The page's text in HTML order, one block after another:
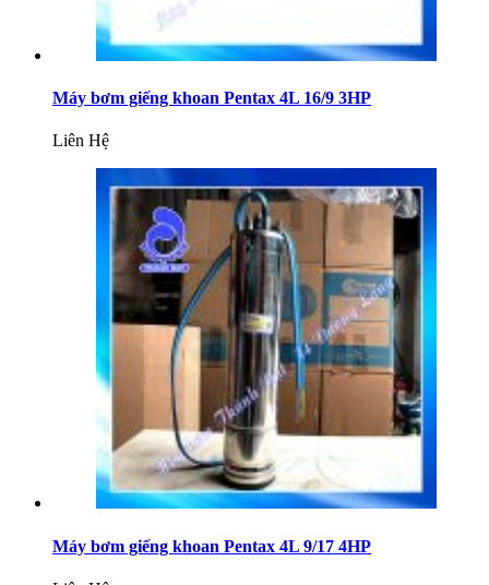
Máy bơm giếng khoan Pentax 4L 16/9 3HP
Liên Hệ
Máy bơm giếng khoan Pentax 4L 9/17 4HP